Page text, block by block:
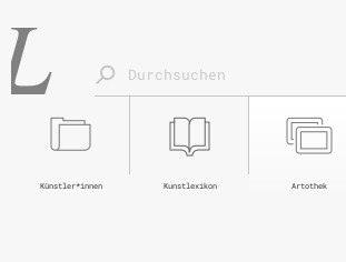
Artothek
Kunstlexikon
Künstler*innen